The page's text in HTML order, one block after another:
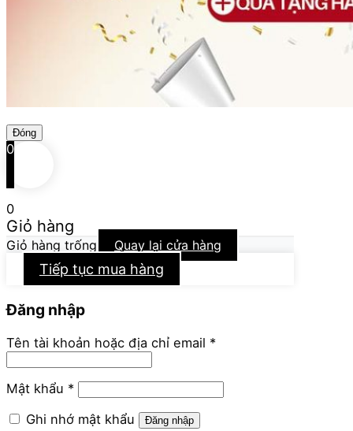
Đóng
0
0
Giỏ hàng
Giỏ hàng trống Quay lại cửa hàng
Tiếp tục mua hàng
Đăng nhập
Tên tài khoản hoặc địa chỉ email *Bắt
Mật khẩu *Bắt
Ghi nhớ mật khẩu
Đăng nhập